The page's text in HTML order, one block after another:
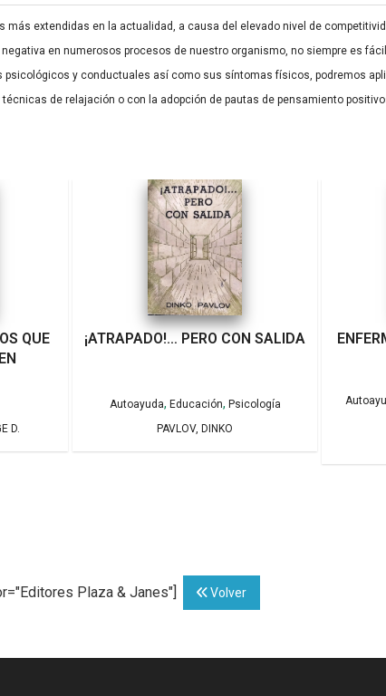
más extendidas en la actualidad, a causa del elevado nivel de
en numerosos procesos de nuestro organismo, no siempre es
y conductuales así como sus síntomas físicos, podremos
de relajación o con la adopción de pautas de pensamiento
QUE
D.
¡ATRAPADO!… PERO CON SALIDA
Autoayuda, Educación, Psicología
PAVLOV, DINKO
Plaza & Janes"] Volver